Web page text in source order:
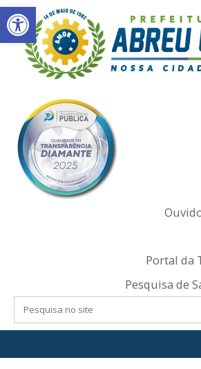
Abrir a barra de ferramentas
Skip
to
content
Portal da
Pesquisa de